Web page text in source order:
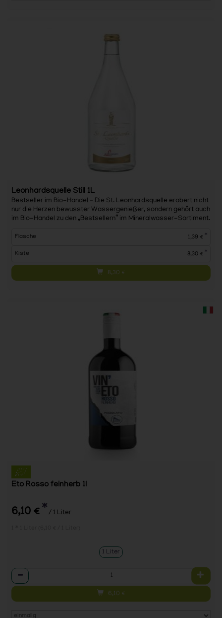
Leonhardsquelle Still 1L
Bestseller im Bio-Handel – Die St. Leonhardsquelle erobert nicht
nur die Herzen bewusster Wassergenießer, sondern gehört auch
im Bio-Handel zu den „Bestsellern“ im Mineralwasser-Sortiment.
Flasche 1,39 € *
Kiste 8,30 € *
8,30 €
Eto Rosso feinherb 1l
6,10 € * / 1 Liter
1 Liter
Anzahl
6,10 €